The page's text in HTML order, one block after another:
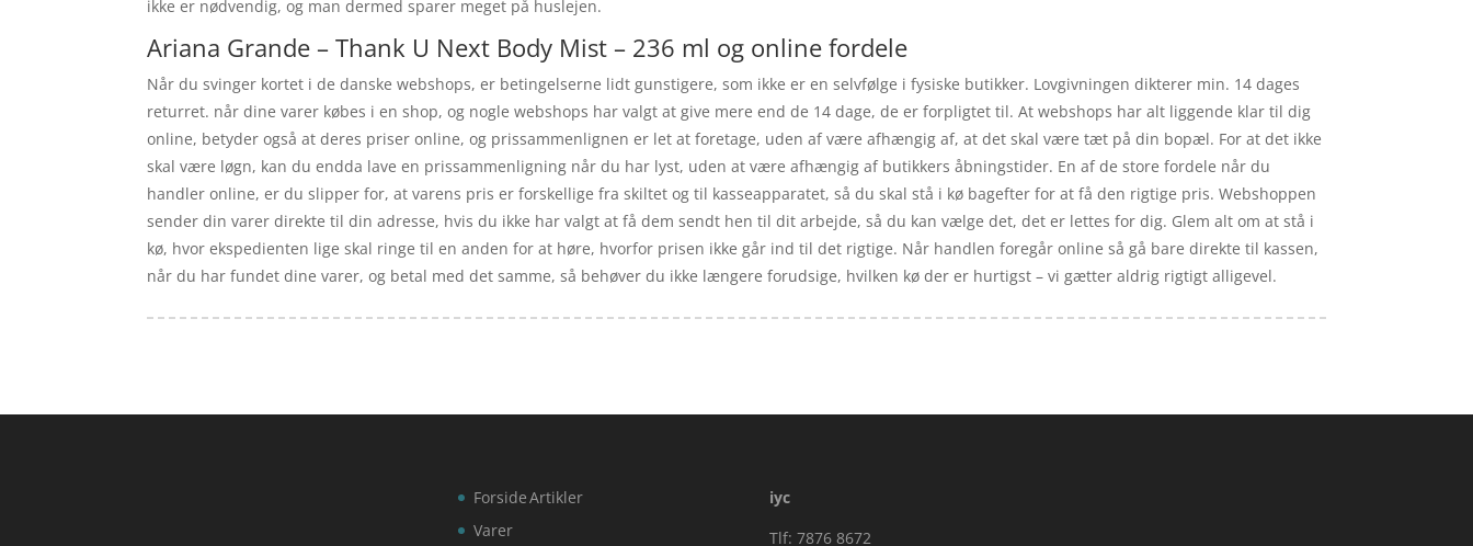
ikke er nødvendig, og man dermed sparer meget på huslejen.
Ariana Grande – Thank U Next Body Mist – 236 ml og online fordele
Når du svinger kortet i de danske webshops, er betingelserne lidt gunstigere, som ikke er en selvfølge i fysiske butikker. Lovgivningen dikterer min. 14 dages
returret. når dine varer købes i en shop, og nogle webshops har valgt at give mere end de 14 dage, de er forpligtet til. At webshops har alt liggende klar til dig
online, betyder også at deres priser online, og prissammenlignen er let at foretage, uden af være afhængig af, at det skal være tæt på din bopæl. For at det ikke
skal være løgn, kan du endda lave en prissammenligning når du har lyst, uden at være afhængig af butikkers åbningstider. En af de store fordele når du
handler online, er du slipper for, at varens pris er forskellige fra skiltet og til kasseapparatet, så du skal stå i kø bagefter for at få den rigtige pris. Webshoppen
sender din varer direkte til din adresse, hvis du ikke har valgt at få dem sendt hen til dit arbejde, så du kan vælge det, det er lettes for dig. Glem alt om at stå i
kø, hvor ekspedienten lige skal ringe til en anden for at høre, hvorfor prisen ikke går ind til det rigtige. Når handlen foregår online så gå bare direkte til kassen,
når du har fundet dine varer, og betal med det samme, så behøver du ikke længere forudsige, hvilken kø der er hurtigst – vi gætter aldrig rigtigt alligevel.
Forside
Varer
Artikler
iyc
Tlf: 7876 8672